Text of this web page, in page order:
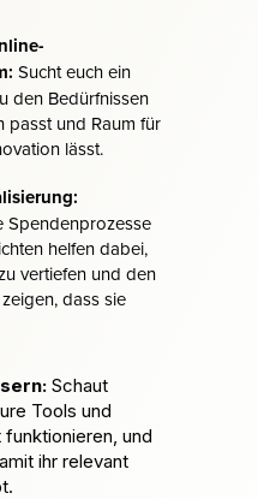
Sucht euch ein
den Bedürfnissen
passt und Raum für
lässt.
Spendenprozesse
helfen dabei,
vertiefen und den
dass sie
Schaut
Tools und
und
ihr relevant